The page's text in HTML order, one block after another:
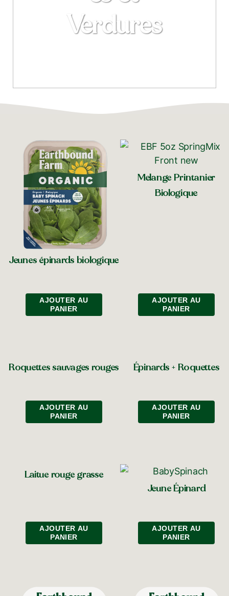
Verdures
Jeunes épinards biologique
AJOUTER AU
PANIER
Melange Printanier
Biologique
AJOUTER AU
PANIER
Roquettes sauvages rouges
AJOUTER AU
PANIER
Épinards + Roquettes
AJOUTER AU
PANIER
Laitue rouge grasse
AJOUTER AU
PANIER
Jeune Épinard
AJOUTER AU
PANIER